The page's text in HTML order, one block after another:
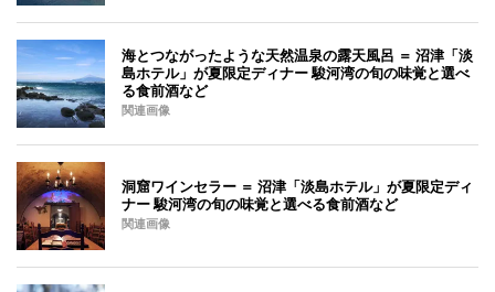
海とつながったような天然温泉の露天風呂 ＝ 沼津「淡
島ホテル」が夏限定ディナー 駿河湾の旬の味覚と選べ
る食前酒など
関連画像
洞窟ワインセラー ＝ 沼津「淡島ホテル」が夏限定ディ
ナー 駿河湾の旬の味覚と選べる食前酒など
関連画像